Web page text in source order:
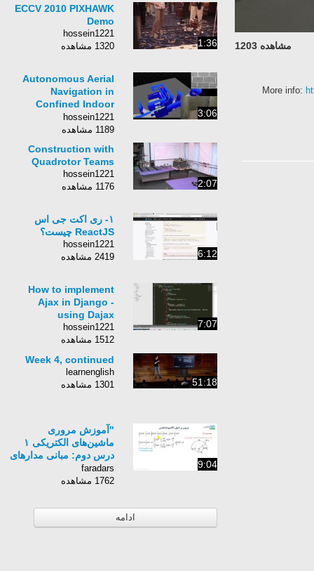
مشاهده 1203
More
1:36
ECCV 2010 PIXHAWK
Demo
hossein1221
1320 مشاهده
3:06
Autonomous Aerial
Navigation in
Confined Indoor
Environments
hossein1221
1189 مشاهده
2:07
Construction with
Quadrotor Teams
hossein1221
1176 مشاهده
6:12
۱- ری اکت جی اس
ReactJS چیست؟
hossein1221
2419 مشاهده
7:07
How to implement
Ajax in Django -
using Dajax
hossein1221
1512 مشاهده
51:18
Week 4, continued
learnenglish
1301 مشاهده
9:04
"آموزش مروری
ماشین‌های الکتریکی ۱
درس دوم: مبانی مدارهای
مغناطیسی"
faradars
1762 مشاهده
ادامه